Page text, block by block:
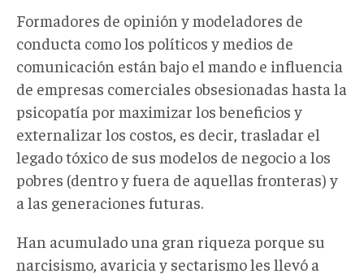
Formadores de opinión y modeladores de
conducta como los políticos y medios de
comunicación están bajo el mando e influencia
de empresas comerciales obsesionadas hasta la
psicopatía por maximizar los beneficios y
externalizar los costos, es decir, trasladar el
legado tóxico de sus modelos de negocio a los
pobres (dentro y fuera de aquellas fronteras) y
a las generaciones futuras.
Han acumulado una gran riqueza porque su
narcisismo, avaricia y sectarismo les llevó a